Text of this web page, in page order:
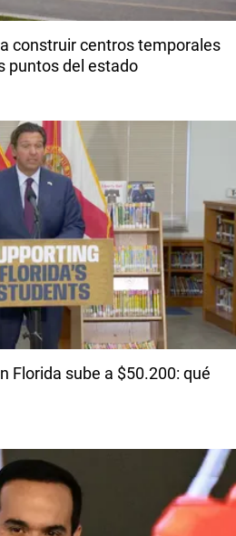
construir centros temporales
puntos del estado
Florida sube a $50.200: qué